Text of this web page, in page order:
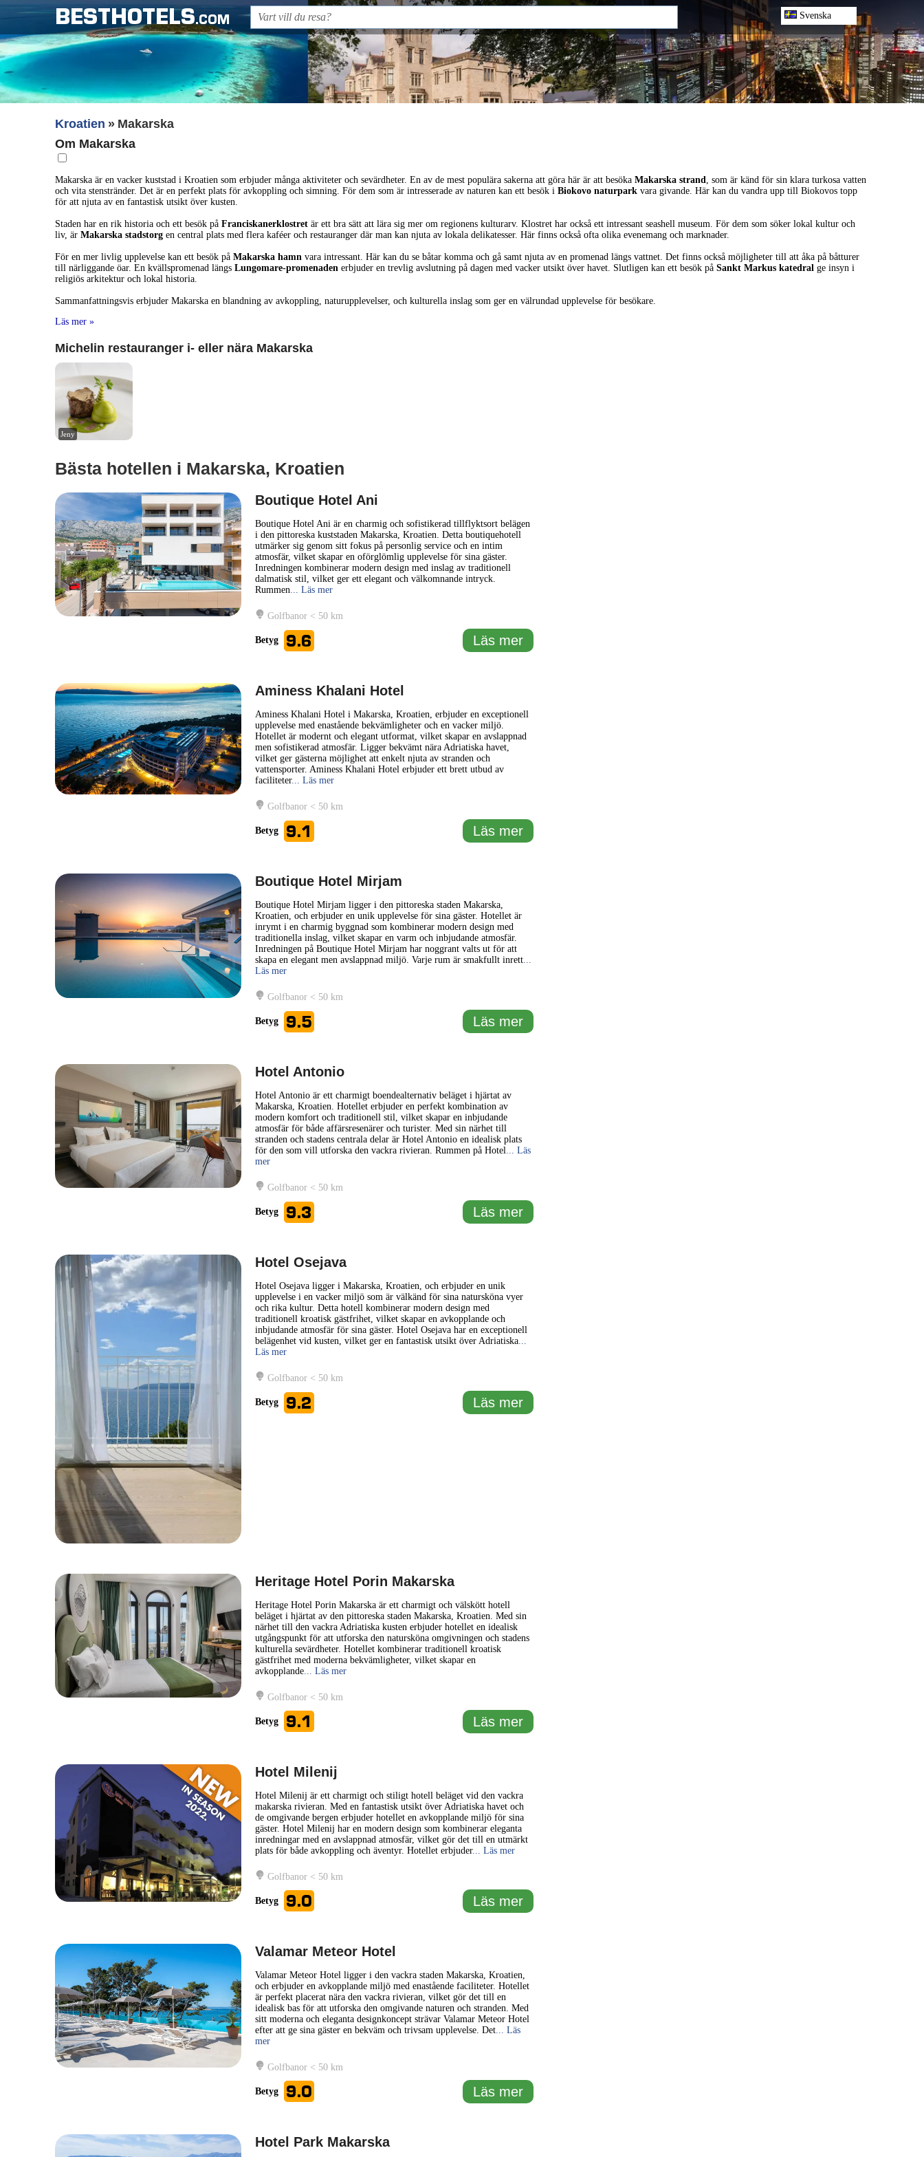
BESTHOTELS.COM Svenska
Kroatien
Makarska
Om Makarska
Makarska är en vacker kuststad i Kroatien som erbjuder många aktiviteter och sevärdheter. En av de mest populära sakerna att göra här är att besökaMakarska strand, som är känd för sin klara turkosa vatten
och vita stenstränder. Det är en perfekt plats för avkoppling och simning. För dem som är intresserade av naturen kan ett besök iBiokovo naturpark vara givande. Här kan du vandra upp till Biokovos topp
för att njuta av en fantastisk utsikt över kusten.
Staden har en rik historia och ett besök påFranciskanerklostret är ett bra sätt att lära sig mer om regionens kulturarv. Klostret har också ett intressant seashell museum. För dem som söker lokal kultur och
liv, ärMakarska stadstorg en central plats med flera kaféer och restauranger där man kan njuta av lokala delikatesser. Här finns också ofta olika evenemang och marknader.
För en mer livlig upplevelse kan ett besök påMakarska hamn vara intressant. Här kan du se båtar komma och gå samt njuta av en promenad längs vattnet. Det finns också möjligheter till att åka på båtturer
till närliggande öar. En kvällspromenad längsLungomare-promenaden erbjuder en trevlig avslutning på dagen med vacker utsikt över havet. Slutligen kan ett besök påSankt Markus katedral ge insyn i
religiös arkitektur och lokal historia.
Sammanfattningsvis erbjuder Makarska en blandning av avkoppling, naturupplevelser, och kulturella inslag som ger en välrundad upplevelse för besökare.
Läs mer »
Michelin restauranger i- eller nära Makarska
Jeny
Bästa hotellen i Makarska, Kroatien
Boutique Hotel Ani
Boutique Hotel Ani är en charmig och sofistikerad tillflyktsort belägen
i den pittoreska kuststaden Makarska, Kroatien. Detta boutiquehotell
utmärker sig genom sitt fokus på personlig service och en intim
atmosfär, vilket skapar en oförglömlig upplevelse för sina gäster.
Inredningen kombinerar modern design med inslag av traditionell
dalmatisk stil, vilket ger ett elegant och välkomnande intryck.
Rummen... Läs mer
Golfbanor < 50 km
Betyg 9.6 Läs mer
Aminess Khalani Hotel
Aminess Khalani Hotel i Makarska, Kroatien, erbjuder en exceptionell
upplevelse med enastående bekvämligheter och en vacker miljö.
Hotellet är modernt och elegant utformat, vilket skapar en avslappnad
men sofistikerad atmosfär. Ligger bekvämt nära Adriatiska havet,
vilket ger gästerna möjlighet att enkelt njuta av stranden och
vattensporter. Aminess Khalani Hotel erbjuder ett brett utbud av
faciliteter... Läs mer
Golfbanor < 50 km
Betyg 9.1 Läs mer
Boutique Hotel Mirjam
Boutique Hotel Mirjam ligger i den pittoreska staden Makarska,
Kroatien, och erbjuder en unik upplevelse för sina gäster. Hotellet är
inrymt i en charmig byggnad som kombinerar modern design med
traditionella inslag, vilket skapar en varm och inbjudande atmosfär.
Inredningen på Boutique Hotel Mirjam har noggrant valts ut för att
skapa en elegant men avslappnad miljö. Varje rum är smakfullt inrett...
Läs mer
Golfbanor < 50 km
Betyg 9.5 Läs mer
Hotel Antonio
Hotel Antonio är ett charmigt boendealternativ beläget i hjärtat av
Makarska, Kroatien. Hotellet erbjuder en perfekt kombination av
modern komfort och traditionell stil, vilket skapar en inbjudande
atmosfär för både affärsresenärer och turister. Med sin närhet till
stranden och stadens centrala delar är Hotel Antonio en idealisk plats
för den som vill utforska den vackra rivieran. Rummen på Hotel... Läs
mer
Golfbanor < 50 km
Betyg 9.3 Läs mer
Hotel Osejava
Hotel Osejava ligger i Makarska, Kroatien, och erbjuder en unik
upplevelse i en vacker miljö som är välkänd för sina natursköna vyer
och rika kultur. Detta hotell kombinerar modern design med
traditionell kroatisk gästfrihet, vilket skapar en avkopplande och
inbjudande atmosfär för sina gäster. Hotel Osejava har en exceptionell
belägenhet vid kusten, vilket ger en fantastisk utsikt över Adriatiska...
Läs mer
Golfbanor < 50 km
Betyg 9.2 Läs mer
Heritage Hotel Porin Makarska
Heritage Hotel Porin Makarska är ett charmigt och välskött hotell
beläget i hjärtat av den pittoreska staden Makarska, Kroatien. Med sin
närhet till den vackra Adriatiska kusten erbjuder hotellet en idealisk
utgångspunkt för att utforska den natursköna omgivningen och stadens
kulturella sevärdheter. Hotellet kombinerar traditionell kroatisk
gästfrihet med moderna bekvämligheter, vilket skapar en
avkopplande... Läs mer
Golfbanor < 50 km
Betyg 9.1 Läs mer
Hotel Milenij
Hotel Milenij är ett charmigt och stiligt hotell beläget vid den vackra
makarska rivieran. Med en fantastisk utsikt över Adriatiska havet och
de omgivande bergen erbjuder hotellet en avkopplande miljö för sina
gäster. Hotel Milenij har en modern design som kombinerar eleganta
inredningar med en avslappnad atmosfär, vilket gör det till en utmärkt
plats för både avkoppling och äventyr. Hotellet erbjuder... Läs mer
Golfbanor < 50 km
Betyg 9.0 Läs mer
Valamar Meteor Hotel
Valamar Meteor Hotel ligger i den vackra staden Makarska, Kroatien,
och erbjuder en avkopplande miljö med enastående faciliteter. Hotellet
är perfekt placerat nära den vackra rivieran, vilket gör det till en
idealisk bas för att utforska den omgivande naturen och stranden. Med
sitt moderna och eleganta designkoncept strävar Valamar Meteor Hotel
efter att ge sina gäster en bekväm och trivsam upplevelse. Det... Läs
mer
Golfbanor < 50 km
Betyg 9.0 Läs mer
Hotel Park Makarska